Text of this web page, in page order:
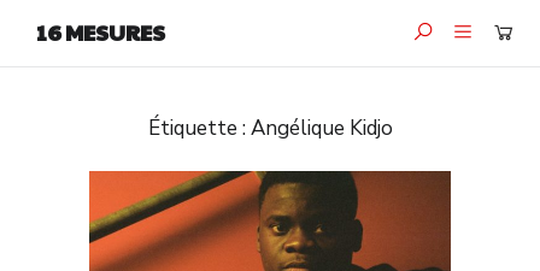
16 MESURES
Étiquette :Angélique Kidjo